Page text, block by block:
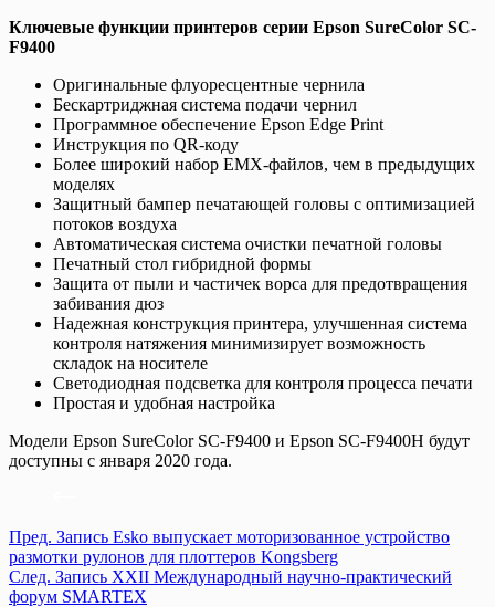
Ключевые функции принтеров серии Epson SureColor SC-
F9400
Оригинальные флуоресцентные чернила
Бескартриджная система подачи чернил
Программное обеспечение Epson Edge Print
Инструкция по QR-коду
Более широкий набор EMX-файлов, чем в предыдущих
моделях
Защитный бампер печатающей головы с оптимизацией
потоков воздуха
Автоматическая система очистки печатной головы
Печатный стол гибридной формы
Защита от пыли и частичек ворса для предотвращения
забивания дюз
Надежная конструкция принтера, улучшенная система
контроля натяжения минимизирует возможность
складок на носителе
Светодиодная подсветка для контроля процесса печати
Простая и удобная настройка
Модели Epson SureColor SC-F9400 и Epson SC-F9400H будут
доступны с января 2020 года.
Пред. Запись Esko выпускает моторизованное устройство
размотки рулонов для плоттеров Kongsberg
След. Запись XXII Международный научно-практический
форум SMARTEX